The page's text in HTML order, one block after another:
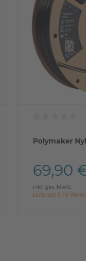
Polymaker
69,90
inkl. ges. MwSt.
Lieferzeit 5-10